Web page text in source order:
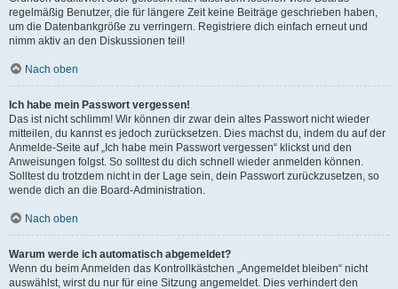
regelmäßig Benutzer, die für längere Zeit keine Beiträge geschrieben haben,
um die Datenbankgröße zu verringern. Registriere dich einfach erneut und
nimm aktiv an den Diskussionen teil!
Nach oben
Ich habe mein Passwort vergessen!
Das ist nicht schlimm! Wir können dir zwar dein altes Passwort nicht wieder
mitteilen, du kannst es jedoch zurücksetzen. Dies machst du, indem du auf der
Anmelde-Seite auf „Ich habe mein Passwort vergessen“ klickst und den
Anweisungen folgst. So solltest du dich schnell wieder anmelden können.
Solltest du trotzdem nicht in der Lage sein, dein Passwort zurückzusetzen, so
wende dich an die Board-Administration.
Nach oben
Warum werde ich automatisch abgemeldet?
Wenn du beim Anmelden das Kontrollkästchen „Angemeldet bleiben“ nicht
auswählst, wirst du nur für eine Sitzung angemeldet. Dies verhindert den